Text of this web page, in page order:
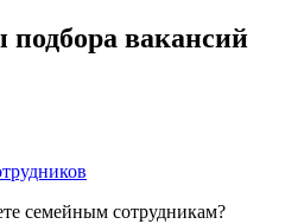
вакансий
семейным сотрудникам?